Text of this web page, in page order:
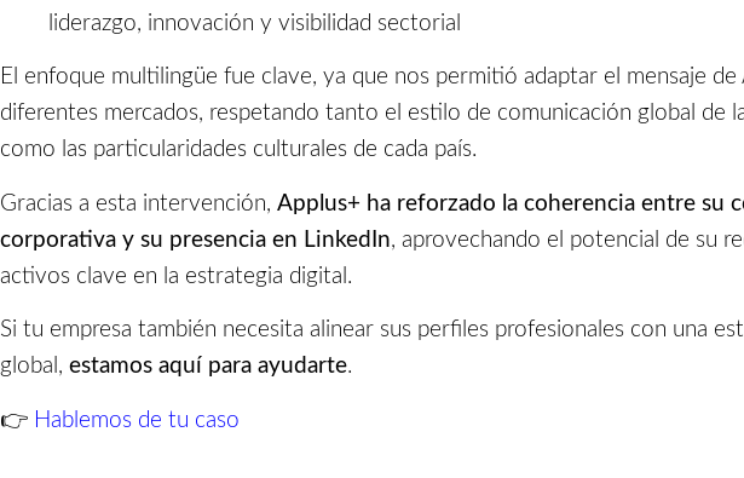
liderazgo, innovación y visibilidad sectorial
El enfoque multilingüe fue clave, ya que nos permitió adaptar el mensaje de
diferentes mercados, respetando tanto el estilo de comunicación global de
como las particularidades culturales de cada país.
Gracias a esta intervención, Applus+ ha reforzado la coherencia entre su
corporativa y su presencia en LinkedIn, aprovechando el potencial de su
activos clave en la estrategia digital.
Si tu empresa también necesita alinear sus perfiles profesionales con una
global, estamos aquí para ayudarte.
👉 Hablemos de tu caso